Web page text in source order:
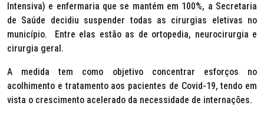
Intensiva) e enfermaria que se mantém em 100%, a Secretaria
de Saúde decidiu suspender todas as cirurgias eletivas no
município. Entre elas estão as de ortopedia, neurocirurgia e
cirurgia geral.
A medida tem como objetivo concentrar esforços no
acolhimento e tratamento aos pacientes de Covid-19, tendo em
vista o crescimento acelerado da necessidade de internações.